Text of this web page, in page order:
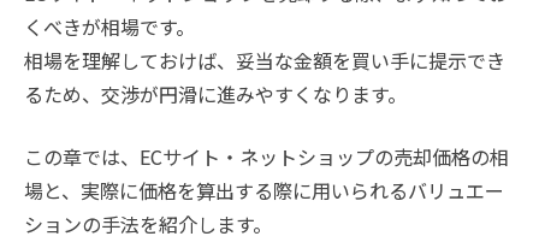
くべきが相場です。
相場を理解しておけば、妥当な金額を買い手に提示でき
るため、交渉が円滑に進みやすくなります。
この章では、ECサイト・ネットショップの売却価格の相
場と、実際に価格を算出する際に用いられるバリュエー
ションの手法を紹介します。